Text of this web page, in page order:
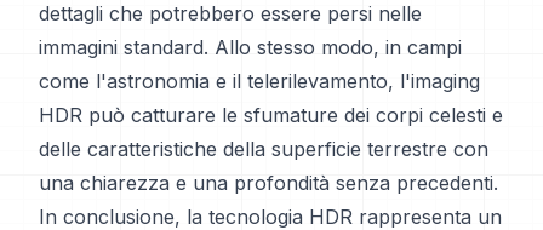
dettagli che potrebbero essere persi nelle
immagini standard. Allo stesso modo, in campi
come l'astronomia e il telerilevamento, l'imaging
HDR può catturare le sfumature dei corpi celesti e
delle caratteristiche della superficie terrestre con
una chiarezza e una profondità senza precedenti.
In conclusione, la tecnologia HDR rappresenta un